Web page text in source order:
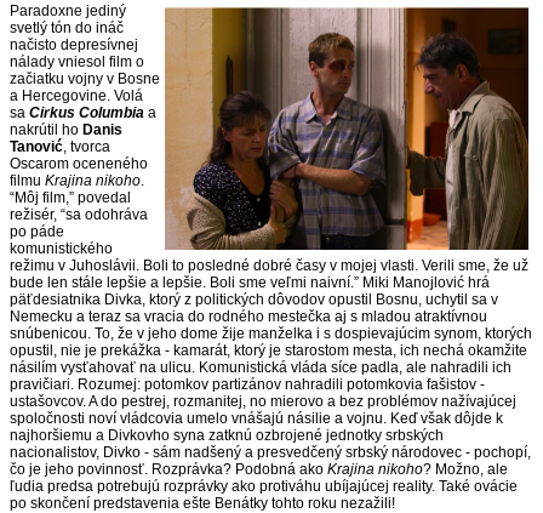
Paradoxne jediný
svetlý tón do ináč
načisto depresívnej
nálady vniesol film o
začiatku vojny v Bosne
a Hercegovine. Volá
sa Cirkus Columbia a
nakrútil ho Danis
Tanović, tvorca
Oscarom oceneného
filmu Krajina nikoho.
“Môj film,” povedal
režisér, “sa odohráva
po páde
komunistického
režimu v Juhoslávii. Boli to posledné dobré časy v mojej vlasti. Verili sme, že už
bude len stále lepšie a lepšie. Boli sme veľmi naivní.” Miki Manojlović hrá
päťdesiatnika Divka, ktorý z politických dôvodov opustil Bosnu, uchytil sa v
Nemecku a teraz sa vracia do rodného mestečka aj s mladou atraktívnou
snúbenicou. To, že v jeho dome žije manželka i s dospievajúcim synom, ktorých
opustil, nie je prekážka - kamarát, ktorý je starostom mesta, ich nechá okamžite
násilím vysťahovať na ulicu. Komunistická vláda síce padla, ale nahradili ich
pravičiari. Rozumej: potomkov partizánov nahradili potomkovia fašistov -
ustašovcov. A do pestrej, rozmanitej, no mierovo a bez problémov nažívajúcej
spoločnosti noví vládcovia umelo vnášajú násilie a vojnu. Keď však dôjde k
najhoršiemu a Divkovho syna zatknú ozbrojené jednotky srbských
nacionalistov, Divko - sám nadšený a presvedčený srbský národovec - pochopí,
čo je jeho povinnosť. Rozprávka? Podobná ako Krajina nikoho? Možno, ale
ľudia predsa potrebujú rozprávky ako protiváhu ubíjajúcej reality. Také ovácie
po skončení predstavenia ešte Benátky tohto roku nezažili!